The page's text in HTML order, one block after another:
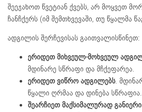
შეეჯახოთ წვეტიან ქვებს, არ მოყვეთ
ჩანჩქერს (იმ შემთხვევაში, თუ წყალმა
ადგილის შერჩევისას გაითვალისწინეთ:
ერიდეთ მიხვეულ-მოხვეულ
მდინარე სწრაფი და მჩქეფარეა.
ერიდეთ ვიწრო ადგილებს.
წყალი ღრმაა და დინება სწრაფია.
შეარჩიეთ მაქსიმალურად